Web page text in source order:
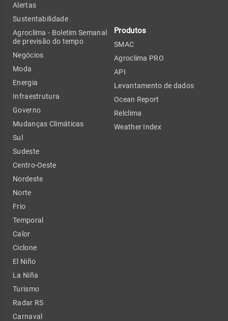
Alertas
Sustentabilidade
Agroclima - Boletim Semanal
de previsão do tempo
Negócios
Moda
Energia
Infraestrutura
Governo
Mudanças Climáticas
Sul
Sudeste
Centro-Oeste
Nordeste
Norte
Frio
Temporal
Calor
Ciclone
El Niño
La Niña
Turismo
Radar RS
Carnaval
Produtos
SMAC
Agroclima PRO
API
Levantamento de dados
Ocean Report
Relclima
Weather Index